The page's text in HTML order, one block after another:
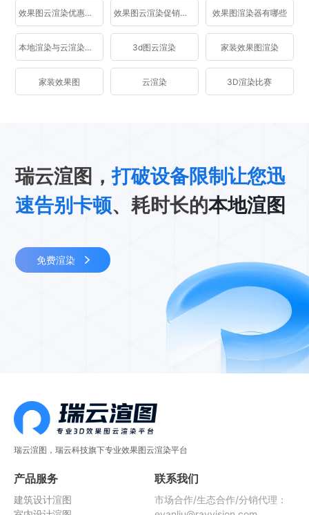
效果图云渲染优惠活动 效果图云渲染促销活动 效果图渲染器有哪些
本地渲染与云渲染区别 3d图云渲染 家装效果图渲染
家装效果图 云渲染 3D渲染比赛
瑞云渲图，打破设备限制让您迅
速告别卡顿、耗时长的本地渲图
免费渲染
瑞云渲图，瑞云科技旗下专业效果图云渲染平台
产品服务
建筑设计渲图
联系我们
市场合作/生态合作/分销代理：